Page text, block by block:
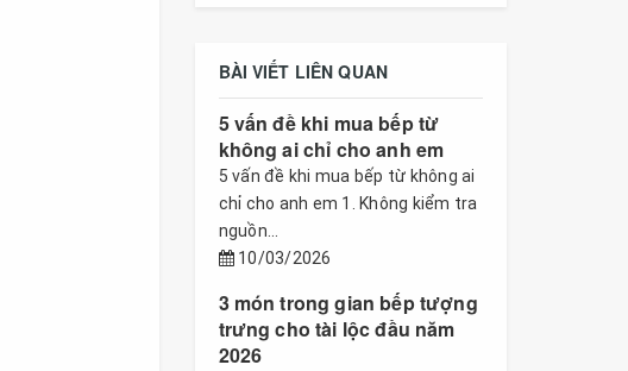
BÀI VIẾT LIÊN QUAN
5 vấn đề khi mua bếp từ
không ai chỉ cho anh em
5 vấn đề khi mua bếp từ không ai
chỉ cho anh em 1. Không kiểm tra
nguồn...
10/03/2026
3 món trong gian bếp tượng
trưng cho tài lộc đầu năm
2026